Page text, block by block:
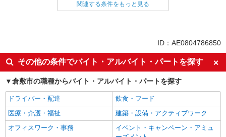
副業・WワークOK
交通費支給
社会保険あり
産休・育休取得実績あり
社員登用あり
関連する条件をもっと見る
ID：AE0804786850
その他の条件でバイト・アルバイト・パートを探す
倉敷市の職種からバイト・アルバイト・パートを探す
ドライバー・配達
飲食・フード
医療・介護・福祉
建築・設備・アクティブワーク
オフィスワーク・事務
イベント・キャンペーン・アミュ